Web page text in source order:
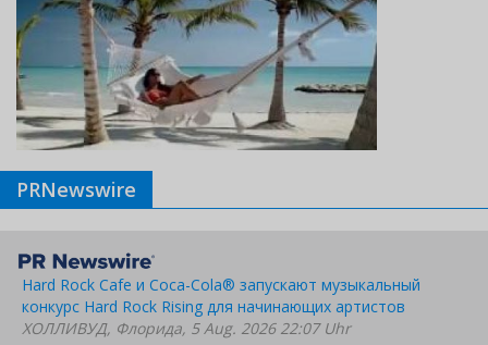
PRNewswire
Hard Rock Cafe и Coca-Cola® запускают музыкальный
конкурс Hard Rock Rising для начинающих артистов
ХОЛЛИВУД, Флорида, 5 Aug. 2026 22:07 Uhr